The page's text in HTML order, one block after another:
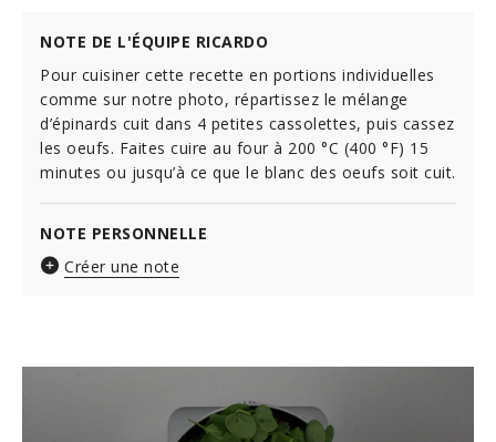
NOTE DE L'ÉQUIPE RICARDO
Pour cuisiner cette recette en portions individuelles
comme sur notre photo, répartissez le mélange
d’épinards cuit dans 4 petites cassolettes, puis cassez
les oeufs. Faites cuire au four à 200 °C (400 °F) 15
minutes ou jusqu’à ce que le blanc des oeufs soit cuit.
NOTE PERSONNELLE
Créer une note